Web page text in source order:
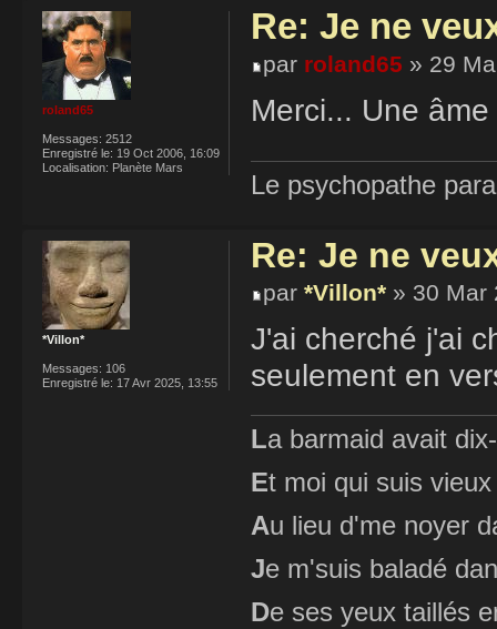
Re: Je ne
par roland65 » 29
Merci... Une
Le psychopathe
roland65
Messages: 2512
Enregistré le: 19 Oct 2006, 16:09
Localisation: Planète Mars
Re: Je ne
par *Villon* » 30 Mar
J'ai cherché j'ai
seulement en
La barmaid avait
Et moi qui suis
Au lieu d'me noyer
Je m'suis baladé
De ses yeux taillés
*Villon*
Messages: 106
Enregistré le: 17 Avr 2025, 13:55